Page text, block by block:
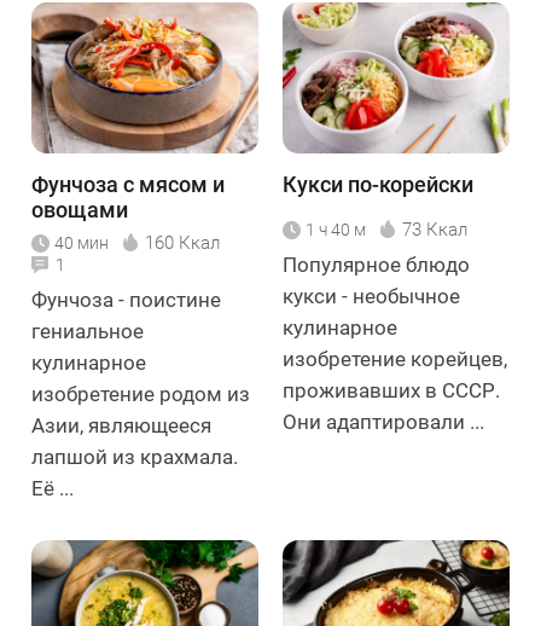
Фунчоза с мясом и
овощами
40 мин 160 Ккал
1
Фунчоза - поистине
гениальное
кулинарное
изобретение родом из
Азии, являющееся
лапшой из крахмала.
Её ...
Кукси по-корейски
1 ч 40 м 73 Ккал
Популярное блюдо
кукси - необычное
кулинарное
изобретение корейцев,
проживавших в СССР.
Они адаптировали ...